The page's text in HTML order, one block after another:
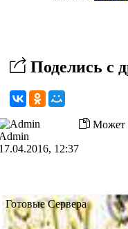
Поделись с
12:37
Может
Готовые Сервера